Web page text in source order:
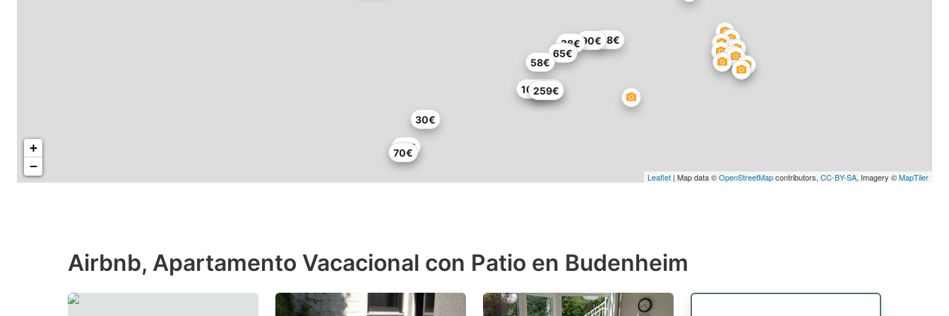
65€
90€
339€
148€
259€
58€
38€
101€
70€
92€
30€
+
−
Leaflet | Map data ©OpenStreetMapcontributors, CC-BY-SA, Imagery ©MapTiler
Airbnb, Apartamento Vacacional con Patio en Budenheim